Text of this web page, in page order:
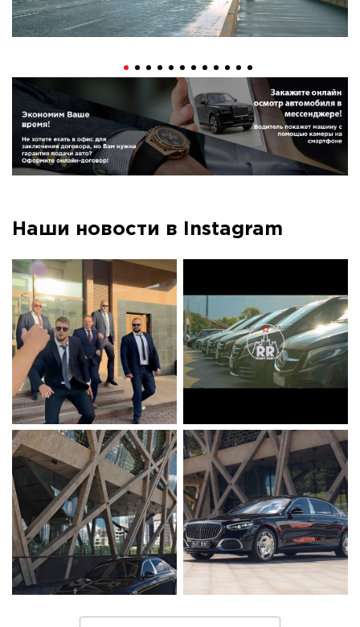
Наши новости в Instagram